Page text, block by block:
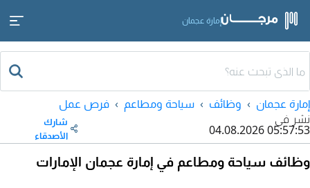
إمارة عجمان
إمارة عجمان وظائف سياحة ومطاعم
فرص عمل
نشر في
04.08.2026 05:57:53
شارك
الأصدقاء
وظائف سياحة ومطاعم في إمارة عجمان الإمارات